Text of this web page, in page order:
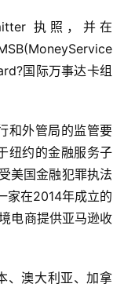
执照，并在
国际万事达卡组
和外管局的监管要
纽约的金融服务子
美国金融犯罪执法
家在2014年成立的
电商提供亚马逊收
、澳大利亚、加拿